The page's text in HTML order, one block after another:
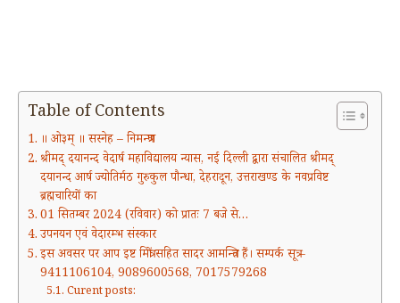
Table of Contents
॥ ओ३म् ॥ सस्नेह – निमन्त्रण
श्रीमद् दयानन्द वेदार्ष महाविद्यालय न्यास, नई दिल्ली द्वारा संचालित श्रीमद्
दयानन्द आर्ष ज्योतिर्मठ गुरुकुल पौन्धा, देहरादून, उत्तराखण्ड के नवप्रविष्ट
ब्रह्मचारियों का
01 सितम्बर 2024 (रविवार) को प्रातः 7 बजे से…
उपनयन एवं वेदारम्भ संस्कार
इस अवसर पर आप इष्ट मित्रों सहित सादर आमन्त्रित हैं। सम्पर्क सूत्र –
9411106104, 9089600568, 7017579268
Curent posts: